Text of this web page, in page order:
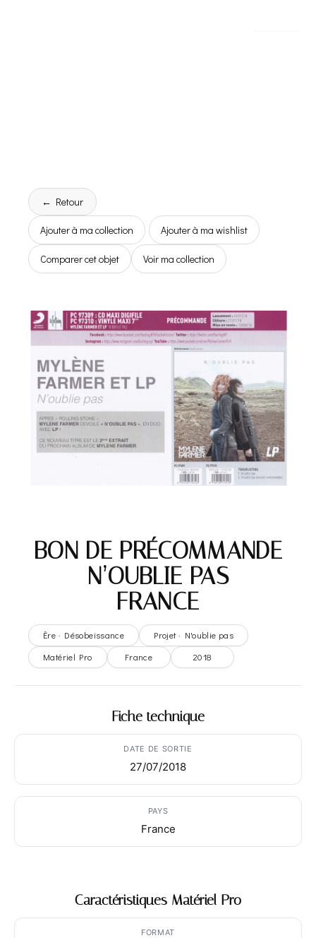
← Retour
Ajouter à ma collection Ajouter à ma wishlist
Comparer cet objet Voir ma collection
BON DE PRÉCOMMANDE
– N’OUBLIE PAS –
FRANCE
Ère · Désobeissance
Projet · N'oublie pas
Matériel Pro
France 2018
Fiche technique
DATE DE SORTIE
27/07/2018
PAYS
France
Caractéristiques Matériel Pro
FORMAT